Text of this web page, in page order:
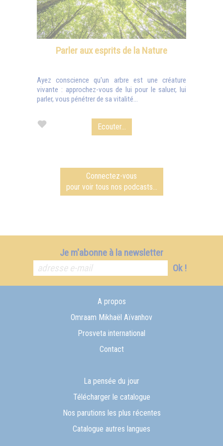
Parler aux esprits de la Nature
Ayez conscience qu'un arbre est une créature
vivante : approchez-vous de lui pour le saluer, lui
parler, vous pénétrer de sa vitalité...
Ecouter...
Connectez-vous
pour voir tous nos podcasts...
Je m'abonne à la newsletter
Ok !
A propos
Omraam Mikhaël Aïvanhov
Prosveta international
Contact
La pensée du jour
Télécharger le catalogue
Nos parutions les plus récentes
Catalogue autres langues